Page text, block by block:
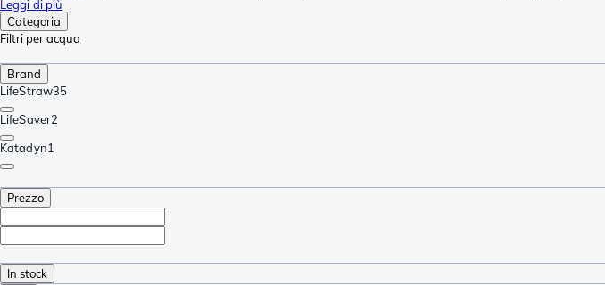
Leggi di più
Categoria
Filtri per acqua
Brand
LifeStraw35
LifeSaver2
Katadyn1
Prezzo
In stock